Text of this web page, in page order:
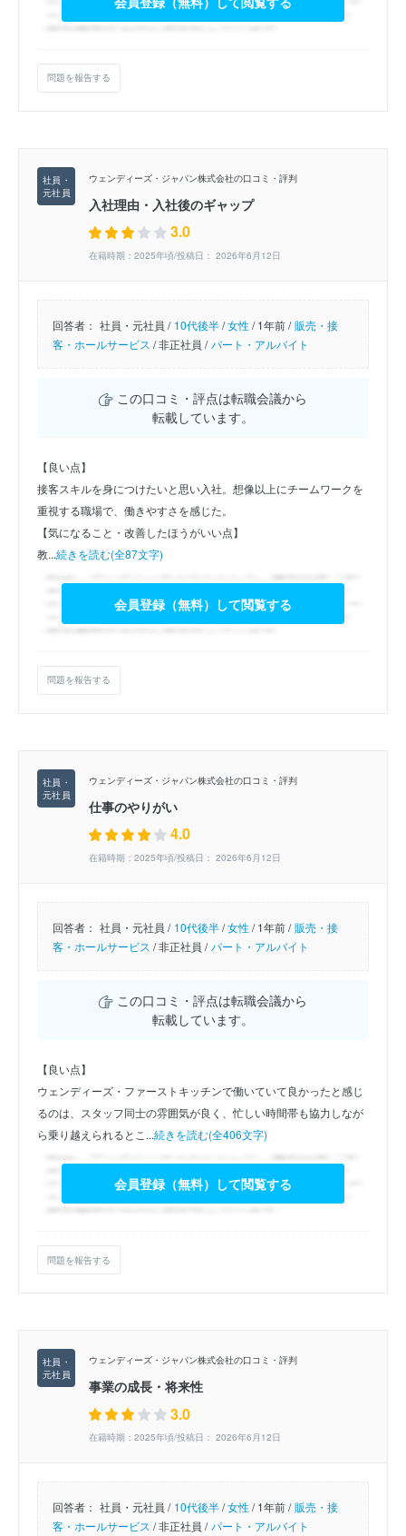
問題を報告する
ウェンディーズ・ジャパン株式会社の口コミ・評判
入社理由・入社後のギャップ
3.0
在籍時期：2025年頃/投稿日： 2026年6月12日
回答者： 社員・元社員 / 10代後半/女性/1年前 / 販売・接
客・ホールサービス /非正社員 / パート・アルバイト
この口コミ・評点は転職会議から
転載しています。
【良い点】
接客スキルを身につけたいと思い入社。想像以上にチームワークを
重視する職場で、働きやすさを感じた。
【気になること・改善したほうがいい点】
教...続きを読む(全87文字)
会員登録（無料）して閲覧する
問題を報告する
ウェンディーズ・ジャパン株式会社の口コミ・評判
仕事のやりがい
4.0
在籍時期：2025年頃/投稿日： 2026年6月12日
回答者： 社員・元社員 / 10代後半/女性/1年前 / 販売・接
客・ホールサービス /非正社員 / パート・アルバイト
この口コミ・評点は転職会議から
転載しています。
【良い点】
ウェンディーズ・ファーストキッチンで働いていて良かったと感じ
るのは、スタッフ同士の雰囲気が良く、忙しい時間帯も協力しなが
ら乗り越えられるとこ...続きを読む(全406文字)
会員登録（無料）して閲覧する
問題を報告する
ウェンディーズ・ジャパン株式会社の口コミ・評判
事業の成長・将来性
3.0
在籍時期：2025年頃/投稿日： 2026年6月12日
回答者： 社員・元社員 / 10代後半/女性/1年前 / 販売・接
客・ホールサービス /非正社員 / パート・アルバイト